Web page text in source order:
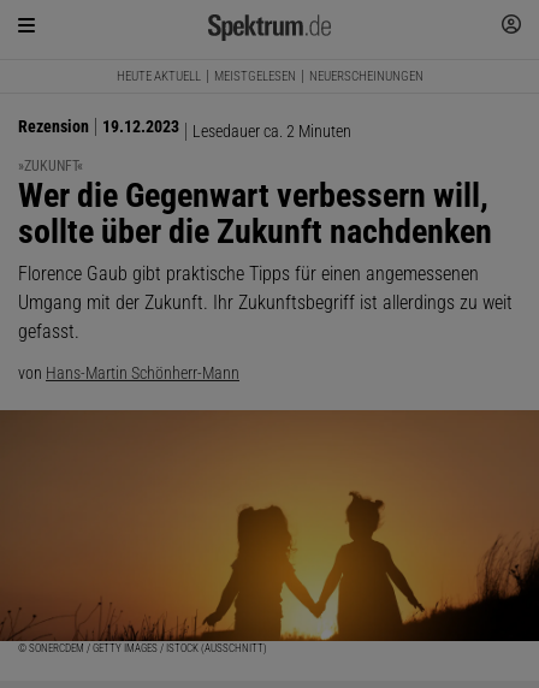
HEUTE AKTUELL MEISTGELESEN NEUERSCHEINUNGEN
Rezension 19.12.2023 Lesedauer ca. 2 Minuten
»ZUKUNFT«
:
Wer die Gegenwart verbessern will,
sollte über die Zukunft nachdenken
Florence Gaub gibt praktische Tipps für einen angemessenen
Umgang mit der Zukunft. Ihr Zukunftsbegriff ist allerdings zu weit
gefasst.
von Hans-Martin Schönherr-Mann
© SONERCDEM / GETTY IMAGES / ISTOCK (AUSSCHNITT)